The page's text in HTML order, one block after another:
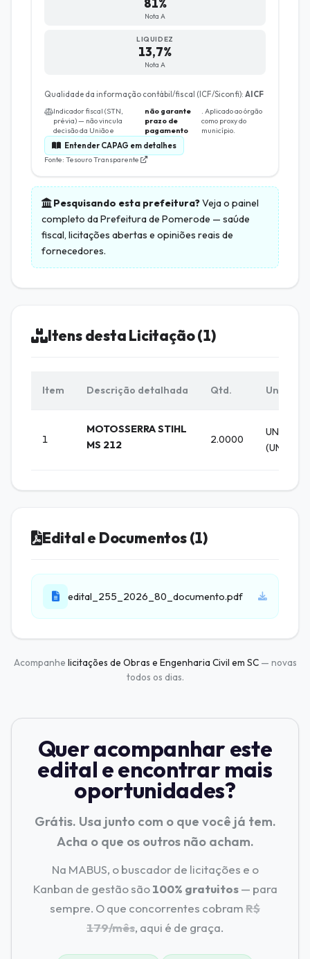
81%
Nota A
LIQUIDEZ
13,7%
Nota A
Qualidade da informação contábil/fiscal (ICF/Siconfi): AICF
Indicador fiscal (STN,
prévia) — não vincula
decisão da União e
não garante
prazo de
pagamento
. Aplicado ao órgão
como proxy do
município.
Entender CAPAG em detalhes
Fonte: Tesouro Transparente
Pesquisando esta prefeitura?Veja o painel
completo daPrefeitura de Pomerode — saúde
fiscal, licitações abertas e opiniões reais de
fornecedores.
Itens desta Licitação (1)
Item Descrição detalhada Qtd. Unid.
1
MOTOSSERRA STIHL
MS 212
2.0000
UNIDADE
Edital e Documentos (1)
edital_255_2026_80_documento.pdf
Acompanhe licitações de Obras e Engenharia Civil em SC— novas
todos os dias.
Quer acompanhar este
edital e encontrar mais
oportunidades?
Grátis. Usa junto com o que você já tem.
Acha o que os outros não acham.
Na MABUS, o buscador de licitações e o
Kanban de gestão são100% gratuitos— para
sempre. O que concorrentes cobramR$
179/mês, aqui é de graça.